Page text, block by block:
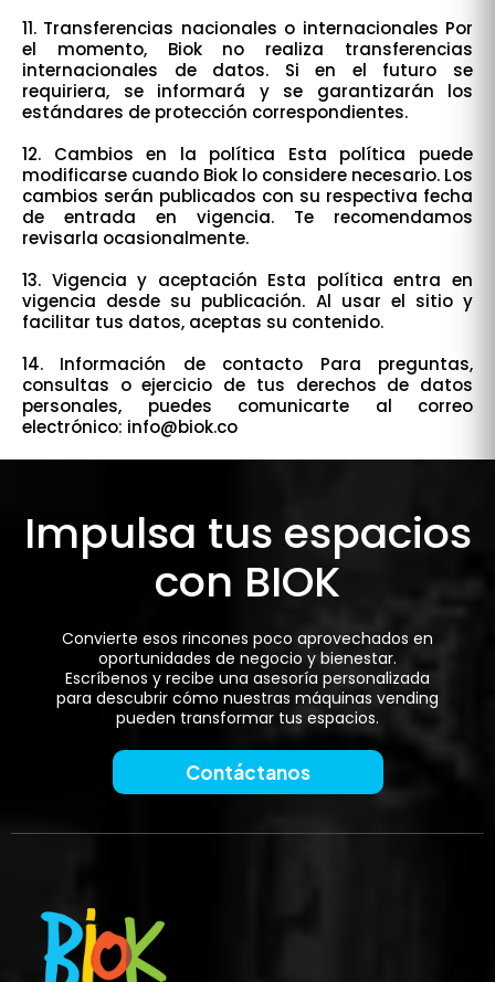
11. Transferencias nacionales o internacionales Por
el momento, Biok no realiza transferencias
internacionales de datos. Si en el futuro se
requiriera, se informará y se garantizarán los
estándares de protección correspondientes.
12. Cambios en la política Esta política puede
modificarse cuando Biok lo considere necesario. Los
cambios serán publicados con su respectiva fecha
de entrada en vigencia. Te recomendamos
revisarla ocasionalmente.
13. Vigencia y aceptación Esta política entra en
vigencia desde su publicación. Al usar el sitio y
facilitar tus datos, aceptas su contenido.
14. Información de contacto Para preguntas,
consultas o ejercicio de tus derechos de datos
personales, puedes comunicarte al correo
electrónico: info@biok.co
Impulsa tus espacios
con BIOK
Convierte esos rincones poco aprovechados en
oportunidades de negocio y bienestar.
Escríbenos y recibe una asesoría personalizada
para descubrir cómo nuestras máquinas vending
pueden transformar tus espacios.
Contáctanos